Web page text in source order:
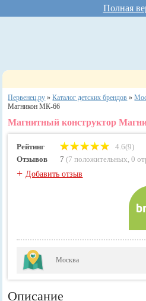
Полная
Первенец.ру »Каталог детских брендов »
Магникон МК-66
Магнитный конструктор
Рейтинг
4.6(9)
Отзывов
7 (7 положительных,0
+Добавить отзыв
Москва
Описание